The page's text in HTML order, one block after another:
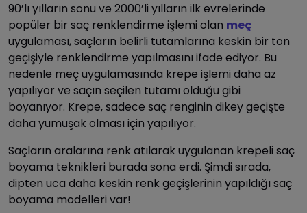
90’lı yılların sonu ve 2000’li yılların ilk evrelerinde
popüler bir saç renklendirme işlemi olan meç
uygulaması, saçların belirli tutamlarına keskin bir ton
geçişiyle renklendirme yapılmasını ifade ediyor. Bu
nedenle meç uygulamasında krepe işlemi daha az
yapılıyor ve saçın seçilen tutamı olduğu gibi
boyanıyor. Krepe, sadece saç renginin dikey geçişte
daha yumuşak olması için yapılıyor.
Saçların aralarına renk atılarak uygulanan krepeli saç
boyama teknikleri burada sona erdi. Şimdi sırada,
dipten uca daha keskin renk geçişlerinin yapıldığı saç
boyama modelleri var!